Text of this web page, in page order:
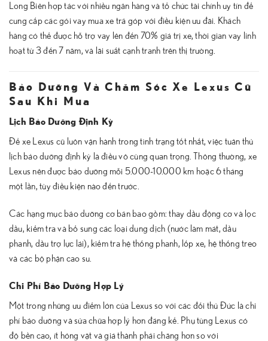
Long Biên hợp tác với nhiều ngân hàng và tổ chức tài chính uy tín để
cung cấp các gói vay mua xe trả góp với điều kiện ưu đãi. Khách
hàng có thể được hỗ trợ vay lên đến 70% giá trị xe, thời gian vay linh
hoạt từ 3 đến 7 năm, và lãi suất cạnh tranh trên thị trường.
Bảo Dưỡng Và Chăm Sóc Xe Lexus Cũ
Sau Khi Mua
Lịch Bảo Dưỡng Định Kỳ
Để xe Lexus cũ luôn vận hành trong tình trạng tốt nhất, việc tuân thủ
lịch bảo dưỡng định kỳ là điều vô cùng quan trọng. Thông thường, xe
Lexus nên được bảo dưỡng mỗi 5.000-10.000 km hoặc 6 tháng
một lần, tùy điều kiện nào đến trước.
Các hạng mục bảo dưỡng cơ bản bao gồm: thay dầu động cơ và lọc
dầu, kiểm tra và bổ sung các loại dung dịch (nước làm mát, dầu
phanh, dầu trợ lực lái), kiểm tra hệ thống phanh, lốp xe, hệ thống treo
và các bộ phận cao su.
Chi Phí Bảo Dưỡng Hợp Lý
Một trong những ưu điểm lớn của Lexus so với các đối thủ Đức là chi
phí bảo dưỡng và sửa chữa hợp lý hơn đáng kể. Phụ tùng Lexus có
độ bền cao, ít hỏng vặt và giá thành phải chăng hơn so với